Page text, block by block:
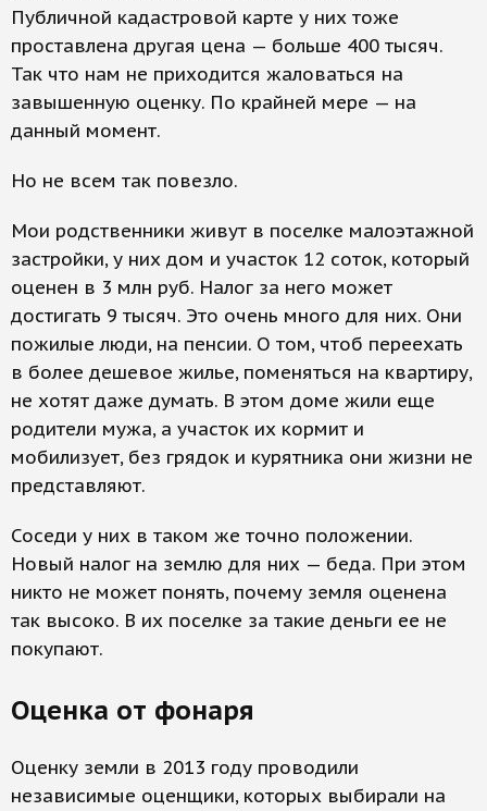
Публичной кадастровой карте у них тоже
проставлена другая цена — больше 400 тысяч.
Так что нам не приходится жаловаться на
завышенную оценку. По крайней мере — на
данный момент.
Но не всем так повезло.
Мои родственники живут в поселке малоэтажной
застройки, у них дом и участок 12 соток, который
оценен в 3 млн руб. Налог за него может
достигать 9 тысяч. Это очень много для них. Они
пожилые люди, на пенсии. О том, чтоб переехать
в более дешевое жилье, поменяться на квартиру,
не хотят даже думать. В этом доме жили еще
родители мужа, а участок их кормит и
мобилизует, без грядок и курятника они жизни не
представляют.
Соседи у них в таком же точно положении.
Новый налог на землю для них — беда. При этом
никто не может понять, почему земля оценена
так высоко. В их поселке за такие деньги ее не
покупают.
Оценка от фонаря
Оценку земли в 2013 году проводили
независимые оценщики, которых выбирали на